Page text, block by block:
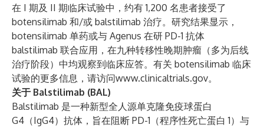
在 I 期及 II 期临床试验中，约有 1,200 名患者接受了
botensilimab 和/或 balstilimab 治疗。研究结果显示，
botensilimab 单药或与 Agenus 在研 PD-1 抗体
balstilimab 联合应用，在九种转移性晚期肿瘤（多为后线
治疗阶段）中均观察到临床应答。有关 botensilimab 临床
试验的更多信息，请访问www.clinicaltrials.gov。
关于 Balstilimab (BAL)
Balstilimab 是一种新型全人源单克隆免疫球蛋白
G4（IgG4）抗体，旨在阻断 PD-1（程序性死亡蛋白 1）与